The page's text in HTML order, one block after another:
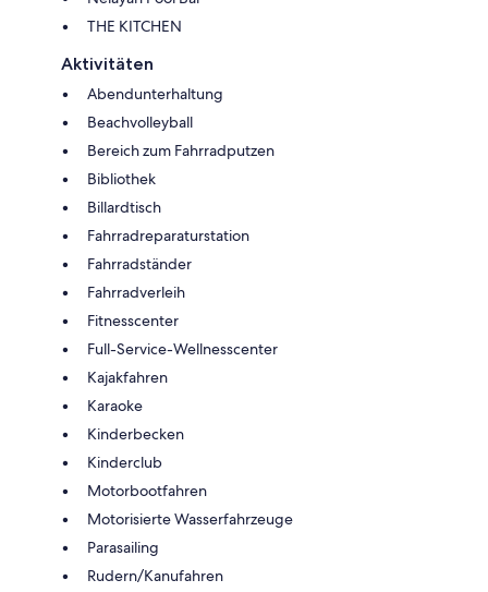
THE KITCHEN
Aktivitäten
Abendunterhaltung
Beachvolleyball
Bereich zum Fahrradputzen
Bibliothek
Billardtisch
Fahrradreparaturstation
Fahrradständer
Fahrradverleih
Fitnesscenter
Full-Service-Wellnesscenter
Kajakfahren
Karaoke
Kinderbecken
Kinderclub
Motorbootfahren
Motorisierte Wasserfahrzeuge
Parasailing
Rudern/Kanufahren